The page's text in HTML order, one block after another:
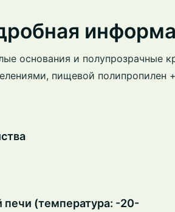
основания и полупрозрачные
пищевой полипропилен
печи (температура: -20-